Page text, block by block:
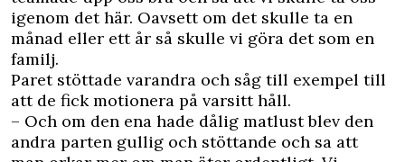
igenom det här. Oavsett om det skulle ta en
månad eller ett år så skulle vi göra det som en
familj.
Paret stöttade varandra och såg till exempel till
att de fick motionera på varsitt håll.
– Och om den ena hade dålig matlust blev den
andra parten gullig och stöttande och sa att